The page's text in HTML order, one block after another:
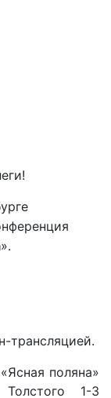
».
трансляцией.
поляна»
1-3